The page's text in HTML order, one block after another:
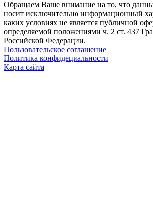
Обращаем Ваше внимание на то, что
носит исключительно информационный
каких условиях не является публичной
определяемой положениями ч. 2 ст. 437
Российской Федерации.
Пользовательское соглашение
Политика конфидециальности
Карта сайта